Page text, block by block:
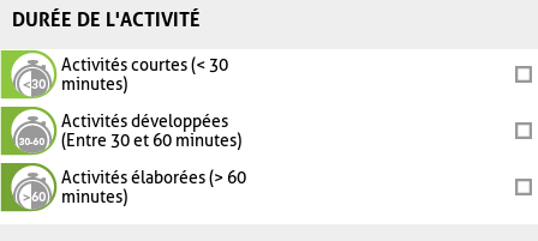
DURÉE DE L'ACTIVITÉ
Activités courtes (< 30
minutes)
Activités développées
(Entre 30 et 60 minutes)
Activités élaborées (> 60
minutes)